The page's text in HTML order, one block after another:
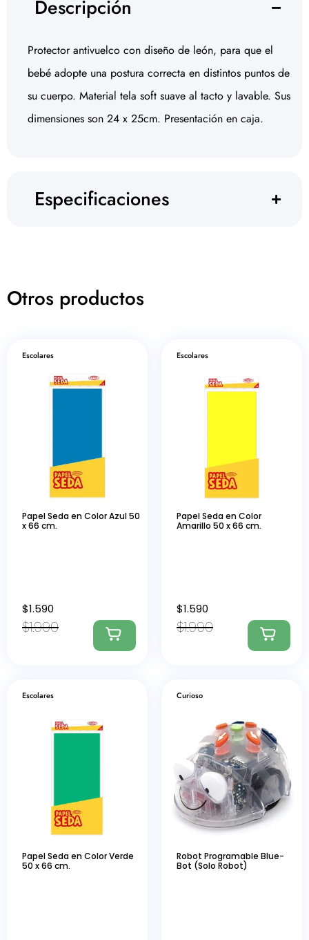
Descripción
Protector antivuelco con diseño de león, para que el
bebé adopte una postura correcta en distintos puntos de
su cuerpo. Material tela soft suave al tacto y lavable. Sus
dimensiones son 24 x 25cm. Presentación en caja.
Especificaciones
Otros productos
Escolares
Papel Seda en Color Azul 50
x 66 cm.
$1.990
$1.590
Escolares
Papel Seda en Color
Amarillo 50 x 66 cm.
$1.990
$1.590
Escolares
Papel Seda en Color Verde
50 x 66 cm.
Curioso
Robot Programable Blue-
Bot (Solo Robot)